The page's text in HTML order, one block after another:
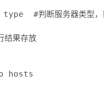
#判断服务器类型，获
果存放
hosts